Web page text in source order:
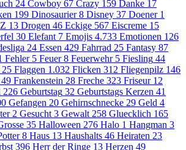
24 Cowboy 67 Crazy 159 Danke 17
199 Dinosaurier 8 Disney 37 Doener 1
13 Drogen 46 Eckige 567 Eiscreme 15
30 Elefant 7 Emojis 4.733 Emotionen 126
24 Essen 429 Fahrrad 25 Fantasy 87
Fehler 5 Feuer 8 Feuerwehr 5 Fiesling 44
25 Flaggen 1.032 Flicken 312 Fliegenpilz 146
49 Frankenstein 28 Freche 323 Friseur 12
226 Geburtstag 32 Geburtstags Kerzen 41
Gefangen 20 Gehirnschnecke 29 Geld 4
2 Gesucht 3 Gewalt 258 Gluecklich 165
35 Halloween 276 Halo 1 Hangman 3
8 Haus 13 Haushalts 46 Heiraten 23
396 Herr der Ringe 13 Herzen 49